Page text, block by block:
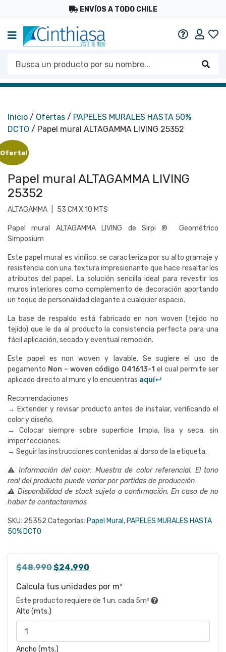
ENVÍOS A TODO CHILE
Mi
Busca un producto por su nombre...
Inicio / Ofertas / PAPELES MURALES HASTA 50%
DCTO / Papel mural ALTAGAMMA LIVING 25352
Papel mural ALTAGAMMA LIVING
25352
ALTAGAMMA 53 CM X 10 MTS
Papel mural ALTAGAMMA LIVING de Sirpi ® Geométrico
Simposium
Este papel mural es vinílico, se caracteriza por su alto gramaje y
resistencia con una textura impresionante que hace resaltar los
atributos del papel. La solución sencilla ideal para revestir los
muros interiores como complemento de decoración aportando
un toque de personalidad elegante a cualquier espacio.
La base de respaldo está fabricado en non woven (tejido no
tejido) que le da al producto la consistencia perfecta para una
fácil aplicación, secado y eventual remoción.
Este papel es non woven y lavable. Se sugiere el uso de
pegamento Non – woven código 041613-1 el cual permite ser
aplicado directo al muro y lo encuentras aquí↵
Recomendaciones
→ Extender y revisar producto antes de instalar, verificando el
color y diseño.
→ Colocar siempre sobre superficie limpia, lisa y seca, sin
imperfecciones.
→ Seguir las instrucciones contenidas al dorso de la etiqueta.
⚠ Información del color: Muestra de color referencial. El tono
real del producto puede variar por partidas de producción
⚠ Disponibilidad de stock sujeto a confirmación. En caso de no
haber te contactaremos
SKU: 25352 Categorías: Papel Mural , PAPELES MURALES HASTA
50% DCTO
$48.990El
original
era:
$24.990
actual
es:
Calcula tus unidades por m²
Este producto requiere de 1 un. cada 5m²
Alto (mts.)
Ancho (mts.)